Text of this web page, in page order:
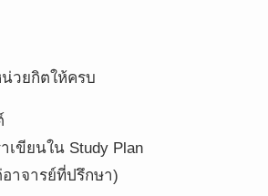
วยกิตให้ครบ
เขียนใน Study Plan
าจารย์ที่ปรึกษา)